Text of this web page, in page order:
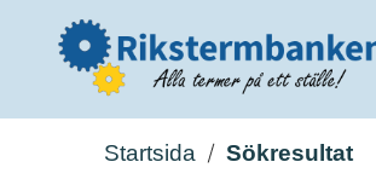
Startsida Sökresultat